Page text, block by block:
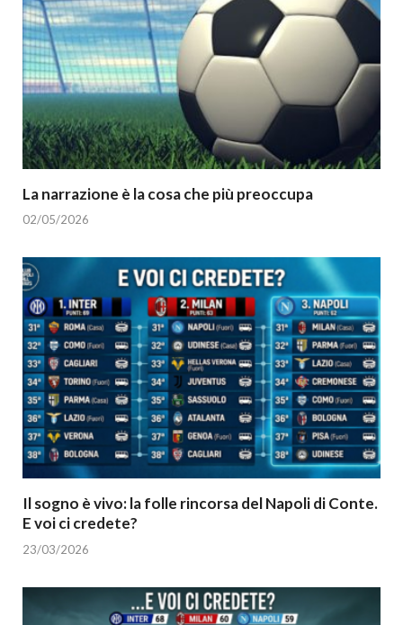
La narrazione è la cosa che più preoccupa
02/05/2026
Il sogno è vivo: la folle rincorsa del Napoli di Conte.
E voi ci credete?
23/03/2026